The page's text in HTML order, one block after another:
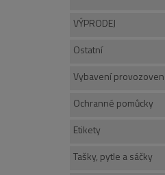
VÝPRODEJ
Ostatní
Vybavení provozoven
Ochranné pomůcky
Etikety
Tašky, pytle a sáčky